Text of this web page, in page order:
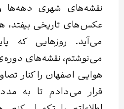
نقشه‌های شهری
عکس‌های تاریخی بیفتد،
می‌آید. روزهایی که
می‌نوشتم، نقشه‌های
هوایی اصفهان را کنار
قرار می‌دادم تا به